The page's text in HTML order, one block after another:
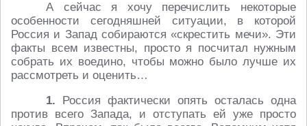
А сейчас я хочу перечислить некоторые
особенности сегодняшней ситуации, в которой
Россия и Запад собираются «скрестить мечи». Эти
факты всем известны, просто я посчитал нужным
собрать их воедино, чтобы можно было лучше их
рассмотреть и оценить…
1. Россия фактически опять осталась одна
против всего Запада, и отступать ей уже просто